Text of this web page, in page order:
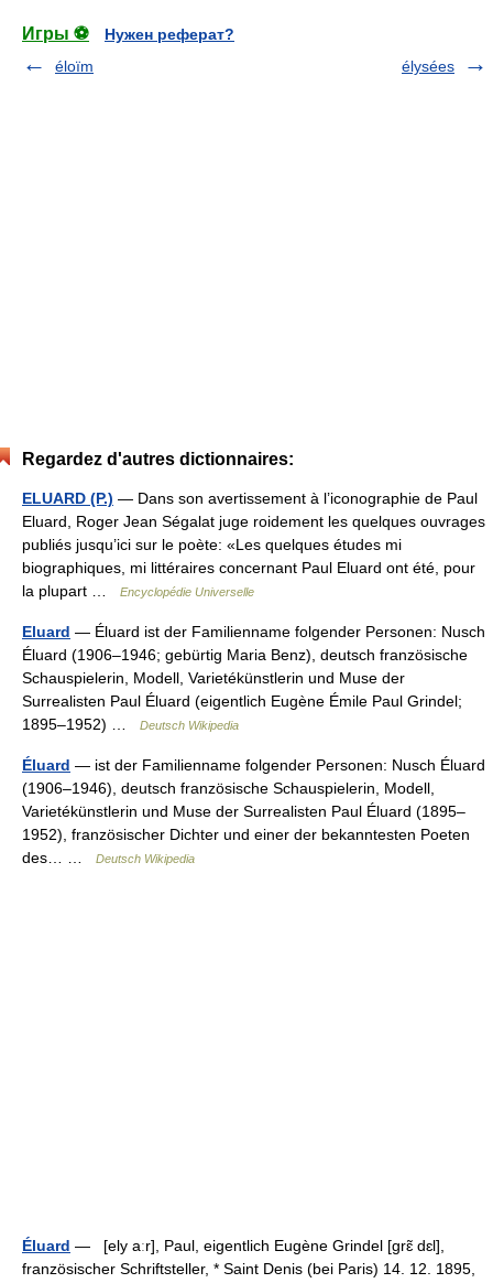
Игры ⚽
Нужен реферат?
éloïm
élysées
Regardez d'autres dictionnaires:
ELUARD (P.) — Dans son avertissement à l’iconographie de Paul
Eluard, Roger Jean Ségalat juge roidement les quelques ouvrages
publiés jusqu’ici sur le poète: «Les quelques études mi
biographiques, mi littéraires concernant Paul Eluard ont été, pour
la plupart …
Encyclopédie Universelle
Eluard — Éluard ist der Familienname folgender Personen: Nusch
Éluard (1906–1946; gebürtig Maria Benz), deutsch französische
Schauspielerin, Modell, Varietékünstlerin und Muse der
Surrealisten Paul Éluard (eigentlich Eugène Émile Paul Grindel;
1895–1952) …
Deutsch Wikipedia
Éluard — ist der Familienname folgender Personen: Nusch Éluard
(1906–1946), deutsch französische Schauspielerin, Modell,
Varietékünstlerin und Muse der Surrealisten Paul Éluard (1895–
1952), französischer Dichter und einer der bekanntesten Poeten
des… …
Deutsch Wikipedia
Éluard — [ely aːr], Paul, eigentlich Eugène Grindel [grɛ̃ dɛl],
französischer Schriftsteller, * Saint Denis (bei Paris) 14. 12. 1895,